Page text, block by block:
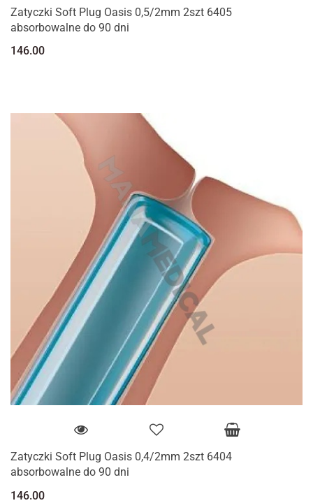
Zatyczki Soft Plug Oasis 0,5/2mm 2szt 6405
absorbowalne do 90 dni
146.00
Zatyczki Soft Plug Oasis 0,4/2mm 2szt 6404
absorbowalne do 90 dni
146.00